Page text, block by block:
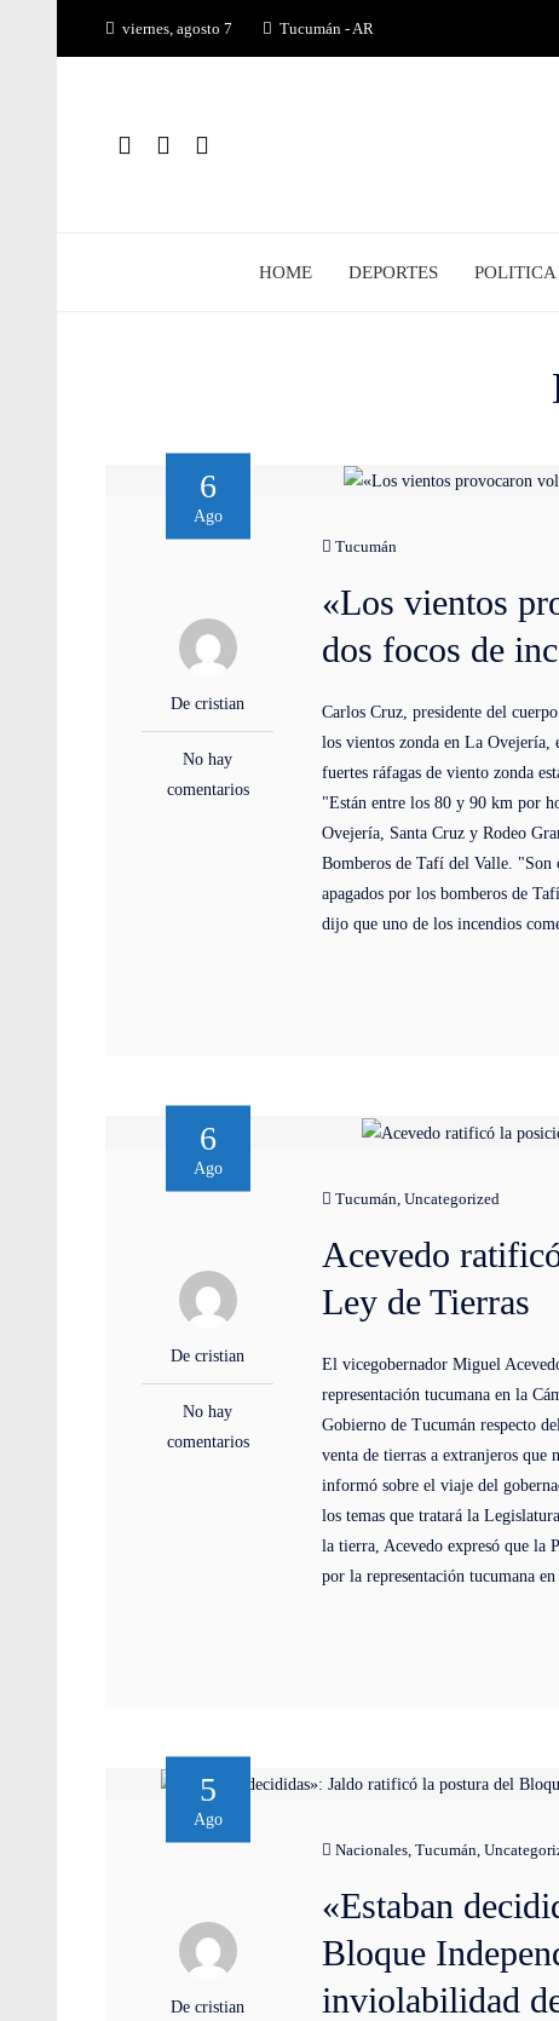
viernes, agosto 7 Tucumán - AR
HOME DEPORTES POLITICA
6
Ago
De cristian
No hay
comentarios
Tucumán
«Los vientos
dos focos de
Carlos Cruz, presidente del
los vientos zonda en La Ovejería,
fuertes ráfagas de viento zonda
"Están entre los 80 y 90 km por
Ovejería, Santa Cruz y Rodeo
Bomberos de Tafí del Valle. "Son
apagados por los bomberos de
dijo que uno de los incendios
6
Ago
De cristian
No hay
comentarios
Tucumán ,Uncategorized
Acevedo
Ley de Tierras
El vicegobernador Miguel
representación tucumana en la
Gobierno de Tucumán respecto
venta de tierras a extranjeros que
informó sobre el viaje del
los temas que tratará la
la tierra, Acevedo expresó que la
por la representación tucumana
5
Ago
De cristian
Nacionales ,Tucumán ,
«Estaban
Bloque
inviolabilidad